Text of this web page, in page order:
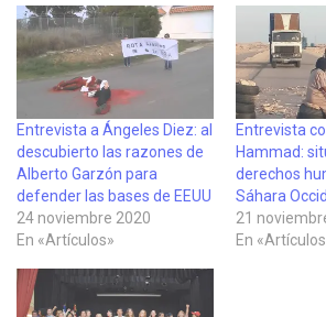
Entrevista a Ángeles Diez: al
descubierto las razones de
Alberto Garzón para
defender las bases de EEUU
24 noviembre 2020
En «Artículos»
Entrevista
Hammad:
derechos
Sáhara
21
En